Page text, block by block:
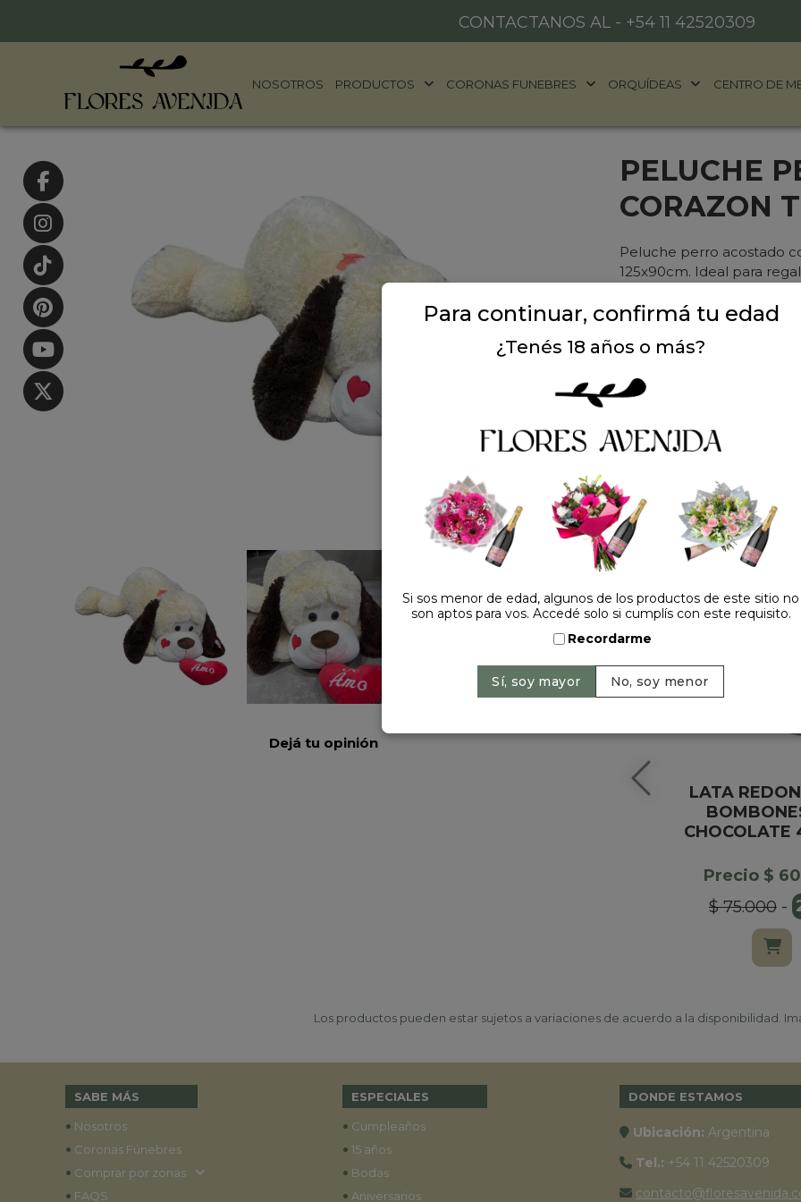
CONTACTANOS AL - +54 11 42520309
NOSOTROS PRODUCTOS CORONAS FUNEBRES ORQUÍDEAS CENTRO DE
Dejá tu opinión
PELUCHE
CORAZON
Peluche perro acostado
125x90cm. Ideal para
Precio: $ 145.000 -
Cantidad:
HACELO
LATA
CHOCOLATE
Precio $
$ 75.000-
Los productos pueden estar sujetos a variaciones de acuerdo a la disponibilidad.
SABE MÁS
• Nosotros
• Coronas Fúnebres
• Comprar por zonas
• FAQS
ESPECIALES
• Cumpleaños
• 15 años
• Bodas
• Aniversarios
DONDE ESTAMOS
Ubicación: Argentina
Tel.: +54 11 42520309
Para continuar, confirmá tu edad
¿Tenés 18 años o más?
Si sos menor de edad, algunos de los productos de este sitio no
son aptos para vos. Accedé solo si cumplís con este requisito.
Recordarme